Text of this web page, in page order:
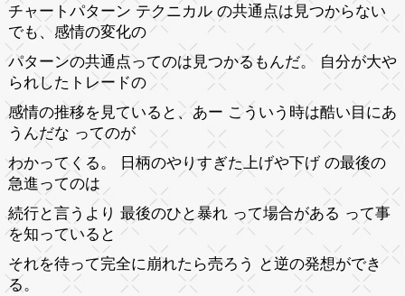
チャートパターン テクニカル の共通点は見つからない
でも、感情の変化の
パターンの共通点ってのは見つかるもんだ。 自分が大や
られしたトレードの
感情の推移を見ていると、あー こういう時は酷い目にあ
うんだな ってのが
わかってくる。 日柄のやりすぎた上げや下げ の最後の
急進ってのは
続行と言うより 最後のひと暴れ って場合がある って事
を知っていると
それを待って完全に崩れたら売ろう と逆の発想ができ
る。